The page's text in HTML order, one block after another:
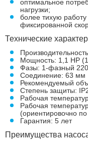
оптимальное
нагрузки;
более тихую
фиксированной
Технические
Мощность: 1,1 HP
Фазы: 1-фазный
Соединение: 63 мм
Рекомендуемый
Степень защиты:
Рабочая
Рабочая
(ориентировочно
Гарантия: 5 лет
Преимущества